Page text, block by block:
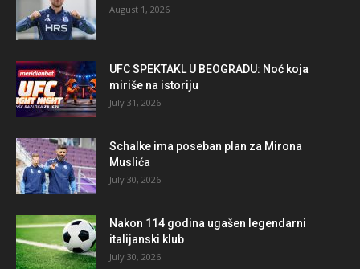
August 1, 2026
UFC SPEKTAKL U BEOGRADU: Noć koja
miriše na istoriju
July 31, 2026
Schalke ima poseban plan za Mirona
Muslića
July 30, 2026
Nakon 114 godina ugašen legendarni
italijanski klub
July 30, 2026